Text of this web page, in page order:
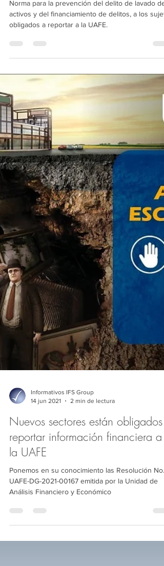
la Unidad de Análisis Financiero y
Económico - UAFE
Norma para la prevención del delito de lavado de
Informativos IFS Group
14 jun 2021
Nuevos sectores están obligados a
reportar información financiera a
la UAFE
Ponemos en su conocimiento las Resolución No.